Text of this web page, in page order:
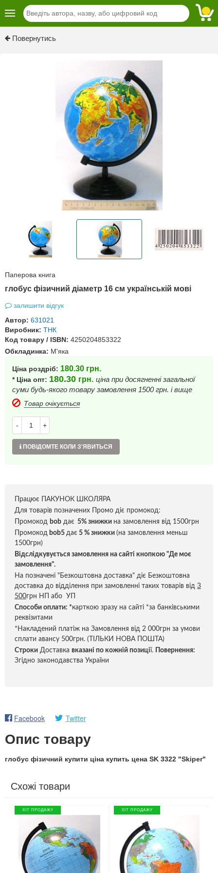
Повернутись
Паперова книга
глобус фізичний діаметр 16 см українській мові
залишити відгук
Автор: 631021
Виробник: ТНК
Код товару / ISBN: 4250204853322
Обкладинка: М'яка
Ціна роздріб: 180.30 грн.
* Ціна опт: 180.30 грн. ціна при досягненні загальної
суми будь-якого товару замовлення 1500 грн. і вище
Товар очікується
- +
ПОВІДОМТЕ КОЛИ З'ЯВИТЬСЯ
Працює ПАКУНОК ШКОЛЯРА
Для товарів позначених Промо діє промокод:
Промокод bob дає 5% знижки на замовлення від 1500грн
Промокод bob5 дає 5 % знижки (на замовлення меньш
1500грн)
Відслідкувується замовлення на сайті кнопкою "Де моє
замовлення".
На позначені "Безкоштовна доставка" діє Безкоштовна
доставка до відділення при замовленні таких товарів від 3
500грн НП або УП
Способи оплати: *карткою зразу на сайті *за банківськими
реквізитами
*Накладений платіж на Замовлення від 2 000грн за умови
сплати авансу 500грн. (ТІЛЬКИ НОВА ПОШТА)
Строки Доставка вказані по кожній позиції.
Повернення:
Згідно законодавства України
Facebook Twitter
Опис товару
глобус фізичний купити ціна купить цена SK 3322 "Skiper"
Схожі товари
ХІТ ПРОДАЖУ ХІТ ПРОДАЖУ